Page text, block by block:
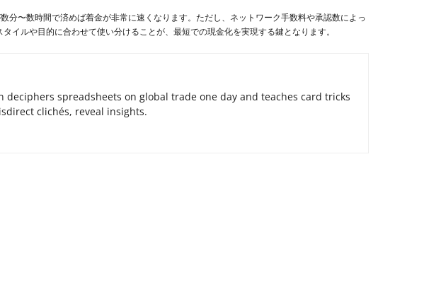
〜数時間で済めば着金が非常に速くなります。ただし、ネットワーク手数料や承認数によっ
ルや目的に合わせて使い分けることが、最短での現金化を実現する鍵となります。
spreadsheets on global trade one day and teaches card tricks
clichés, reveal insights.